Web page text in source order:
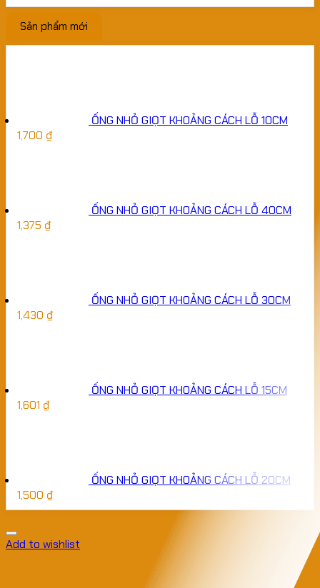
Sản phẩm mới
ỐNG NHỎ GIỌT KHOẢNG CÁCH LỖ 10CM
1,700 ₫
ỐNG NHỎ GIỌT KHOẢNG CÁCH LỖ 40CM
1,375 ₫
ỐNG NHỎ GIỌT KHOẢNG CÁCH LỖ 30CM
1,430 ₫
ỐNG NHỎ GIỌT KHOẢNG CÁCH LỖ 15CM
1,601 ₫
ỐNG NHỎ GIỌT KHOẢNG CÁCH LỖ 20CM
1,500 ₫
Add to wishlist